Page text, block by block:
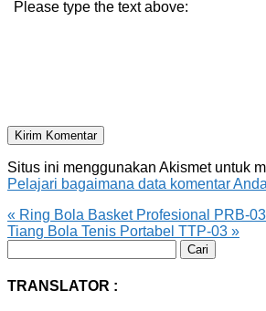
Please type the text above:
Situs ini menggunakan Akismet untuk
Pelajari bagaimana data komentar
« Ring Bola Basket Profesional PRB-03
Tiang Bola Tenis Portabel TTP-03 »
untuk:
TRANSLATOR :